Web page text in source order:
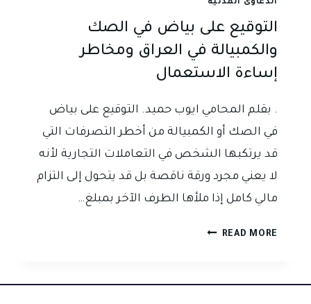
الدعاوى المدنية
التوقيع على بياض في الصك
والكمبيالة في العراق ومخاطر
إساءة الاستعمال
. بقلم المحامي ايوب حميد. التوقيع على بياض
في الصك أو الكمبيالة من أخطر التصرفات التي
قد يرتكبها الشخص في التعاملات التجارية لأنه
لا يعني مجرد ورقة ناقصة بل قد يتحول إلى التزام
مالي كامل إذا ملأها الطرف الآخر بمبلغ…
READ MORE التوقيع
في